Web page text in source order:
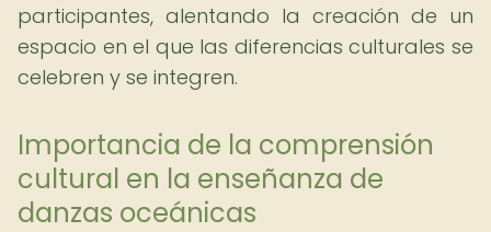
participantes, alentando la creación de un
espacio en el que las diferencias culturales se
celebren y se integren.
Importancia de la comprensión
cultural en la enseñanza de
danzas oceánicas